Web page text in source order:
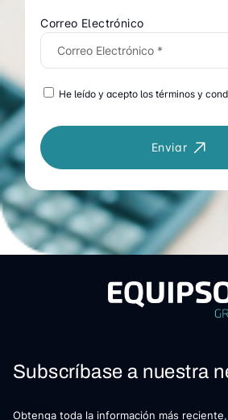
Correo Electrónico
He leído y acepto los términos y
Enviar
Subscríbase a nuestra
Obtenga toda la información más